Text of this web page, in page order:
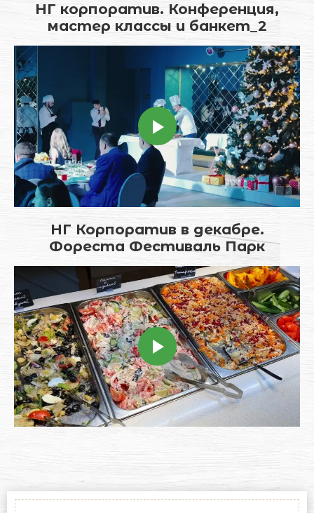
НГ корпоратив. Конференция,
мастер классы и банкет_2
НГ Корпоратив в декабре.
Фореста Фестиваль Парк